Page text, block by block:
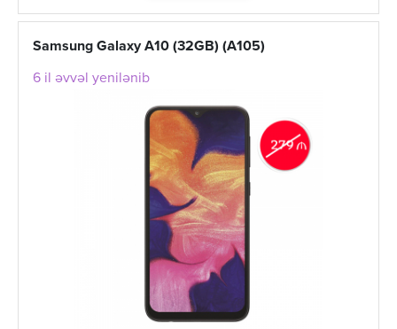
Samsung Galaxy A10 (32GB) (A105)
6 il əvvəl yenilənib